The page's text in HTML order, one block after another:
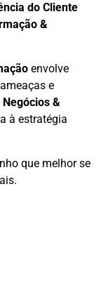
do Cliente
&
envolve
e
Negócios &
à estratégia
que melhor se